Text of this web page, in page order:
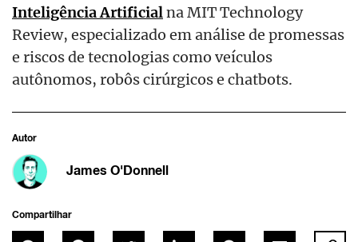
Inteligência Artificial na MIT Technology
Review, especializado em análise de promessas
e riscos de tecnologias como veículos
autônomos, robôs cirúrgicos e chatbots.
Autor
James O'Donnell
Compartilhar